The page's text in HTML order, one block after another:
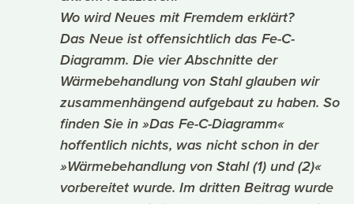
Wo wird Neues mit Fremdem erklärt?
Das Neue ist offensichtlich das Fe-C-
Diagramm. Die vier Abschnitte der
Wärmebehandlung von Stahl glauben wir
zusammenhängend aufgebaut zu haben. So
finden Sie in »Das Fe-C-Diagramm«
hoffentlich nichts, was nicht schon in der
»Wärmebehandlung von Stahl (1) und (2)«
vorbereitet wurde. Im dritten Beitrag wurde